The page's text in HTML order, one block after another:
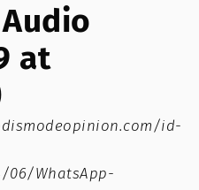
at
id-
06/WhatsApp-